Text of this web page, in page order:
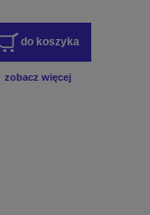
do koszyka
zobacz więcej